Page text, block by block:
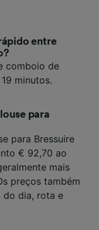
entre
comboio de
minutos.
para
para Bressuire
€ 92,70 ao
mais
preços também
do dia, rota e